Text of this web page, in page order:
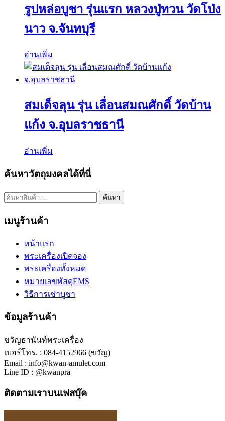
รูปหล่อบูชา รุ่นแรก หลวงปู่ทวน วัดโป่ง
นาว จ.จันทบุรี
อ่านเพิ่ม
สมเด็จลุน รุ่น เลื่อนสมณศักดิ์ วัดบ้าน
แก้ง จ.อุบลราชธานี
อ่านเพิ่ม
ค้นหาวัตถุมงคลได้ที่นี่
ค้นหา: ค้นหา
เมนูร้านค้า
หน้าแรก
พระเครื่องเปิดจอง
พระเครื่องทั้งหมด
หมายเลขพัสดุEMS
วิธีการเช่าบูชา
ข้อมูลร้านค้า
ขวัญธานันท์พระเครื่อง
เบอร์โทร. : 084-4152966 (ขวัญ)
Email : info@kwan-amulet.com
Line ID : @kwanpra
ติดตามเราบนเฟสบุ๊ค